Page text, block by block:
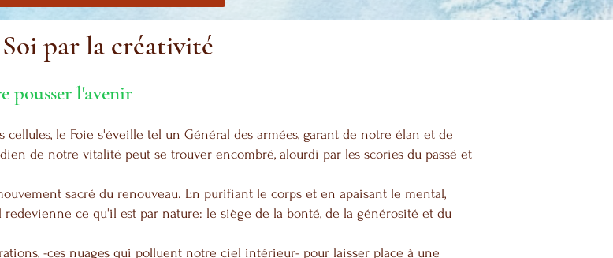
par la créativité
pousser l'avenir
le Foie s'éveille tel un Général des armées, garant de notre élan et de
de notre vitalité peut se trouver encombré, alourdi par les scories du passé et
sacré du renouveau. En purifiant le corps et en apaisant le mental,
ce qu'il est par nature: le siège de la bonté, de la générosité et du
-ces nuages qui polluent notre ciel intérieur- pour laisser place à une